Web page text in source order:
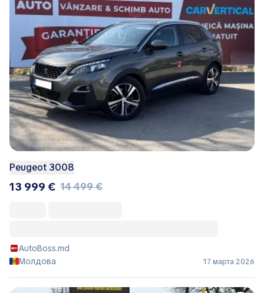
Peugeot 3008
13 999 € 14 499 €
AutoBoss.md
Молдова
17 марта 2026